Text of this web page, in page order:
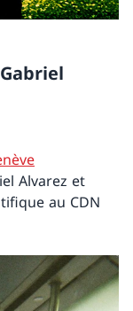
Alvarez et
au CDN